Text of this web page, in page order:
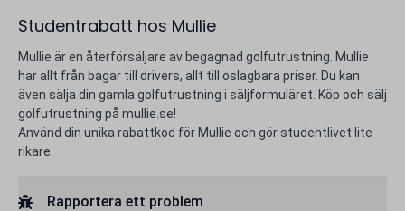
Studentrabatt hos Mullie
Mullie är en återförsäljare av begagnad golfutrustning. Mullie
har allt från bagar till drivers, allt till oslagbara priser. Du kan
även sälja din gamla golfutrustning i säljformuläret. Köp och sälj
golfutrustning på mullie.se!
Använd din unika rabattkod för Mullie och gör studentlivet lite
rikare.
Rapportera ett problem